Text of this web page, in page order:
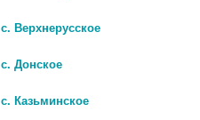
с. Верхнерусское
с. Донское
с. Казьминское